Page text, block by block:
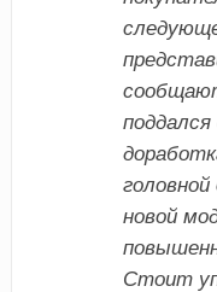
головной
новой
Стоит